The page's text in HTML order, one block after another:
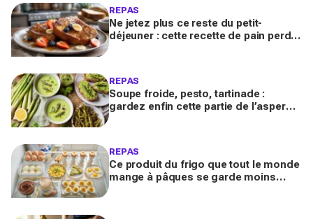
REPAS
Ne jetez plus ce reste du petit-
déjeuner : cette recette de pain perdu
REPAS
Soupe froide, pesto, tartinade :
gardez enfin cette partie de l’asperge
REPAS
Ce produit du frigo que tout le monde
mange à pâques se garde moins